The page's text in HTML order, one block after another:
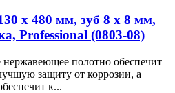
х 480 мм, зуб 8 х 8 мм,
Professional (0803-08)
нержавеющее полотно обеспечит
защиту от коррозии, а
к...